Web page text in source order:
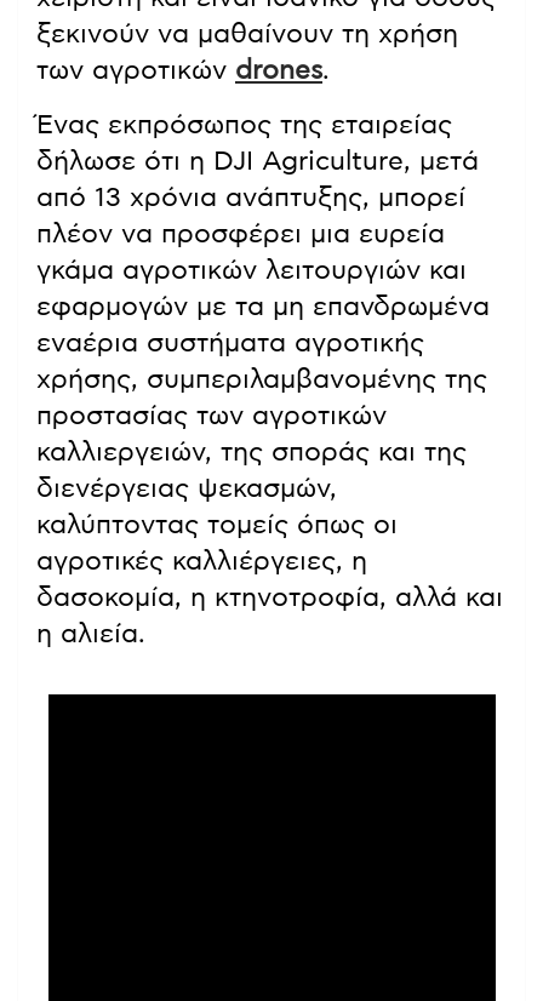
ξεκινούν να μαθαίνουν τη χρήση
των αγροτικών drones.
Ένας εκπρόσωπος της εταιρείας
δήλωσε ότι η DJI Agriculture, μετά
από 13 χρόνια ανάπτυξης, μπορεί
πλέον να προσφέρει μια ευρεία
γκάμα αγροτικών λειτουργιών και
εφαρμογών με τα μη επανδρωμένα
εναέρια συστήματα αγροτικής
χρήσης, συμπεριλαμβανομένης της
προστασίας των αγροτικών
καλλιεργειών, της σποράς και της
διενέργειας ψεκασμών,
καλύπτοντας τομείς όπως οι
αγροτικές καλλιέργειες, η
δασοκομία, η κτηνοτροφία, αλλά και
η αλιεία.